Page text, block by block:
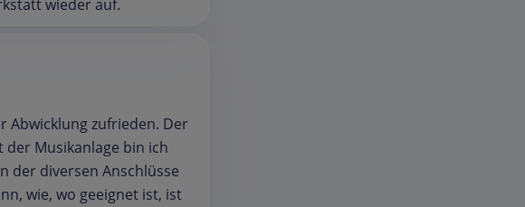
wieder auf.
Abwicklung zufrieden. Der
Musikanlage bin ich
der diversen Anschlüsse
wie, wo geeignet ist, ist